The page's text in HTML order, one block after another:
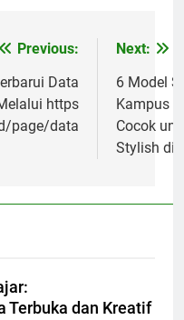
Previous:
Data
https
page/data
Next:
6 Model
Kampus
Cocok
Stylish di
Terbuka dan Kreatif